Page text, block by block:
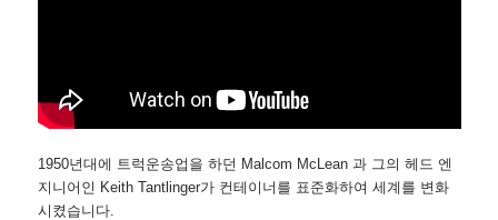
1950년대에 트럭운송업을 하던 Malcom McLean 과 그의 헤드 엔
지니어인 Keith Tantlinger가 컨테이너를 표준화하여 세계를 변화
시켰습니다.